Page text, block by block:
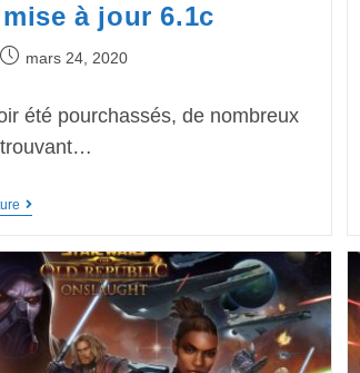
mise à jour 6.1c
mars 24, 2020
été pourchassés, de nombreux